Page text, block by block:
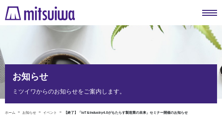
ホーム お知らせ イベント 【終了】「IoT＆Industry4.0がもたらす製造業の未来」セミナー開催のお知らせ
お知らせ
ミツイワからのお知らせをご案内します。